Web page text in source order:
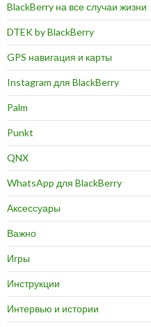
BlackBerry на все случаи жизни
DTEK by BlackBerry
GPS навигация и карты
Instagram для BlackBerry
Palm
Punkt
QNX
WhatsApp для BlackBerry
Аксессуары
Важно
Игры
Инструкции
Интервью и истории